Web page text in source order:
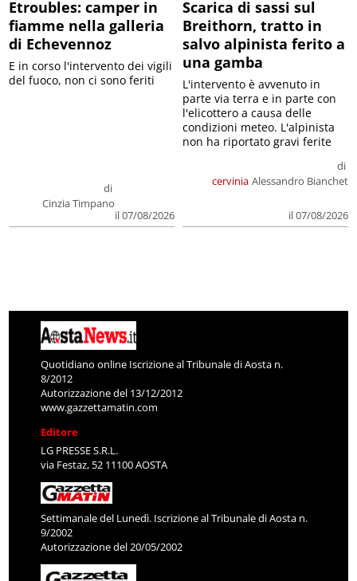
Etroubles: camper in
fiamme nella galleria
di Echevennoz
di
Cinzia Timpano
il 07/08/2026
E in corso l'intervento dei vigili
del fuoco, non ci sono feriti
Scarica di sassi sul
Breithorn, tratto in
salvo alpinista ferito a
una gamba
cervinia
di
Alessandro Bianchet
il 07/08/2026
L'intervento è avvenuto in
parte via terra e in parte con
l'elicottero a causa delle
condizioni meteo. L'alpinista
non ha riportato gravi ferite
Quotidiano online Iscrizione al Tribunale di Aosta n.
8/2012
Autorizzazione del 13/12/2012
www.gazzettamatin.com
Editore
LG PRESSE S.R.L.
via Festaz, 52 11100 AOSTA
Settimanale del Lunedì. Iscrizione al Tribunale di Aosta n.
9/2002
Autorizzazione del 20/05/2002